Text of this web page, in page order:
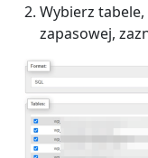
Wybierz
zapasowej,